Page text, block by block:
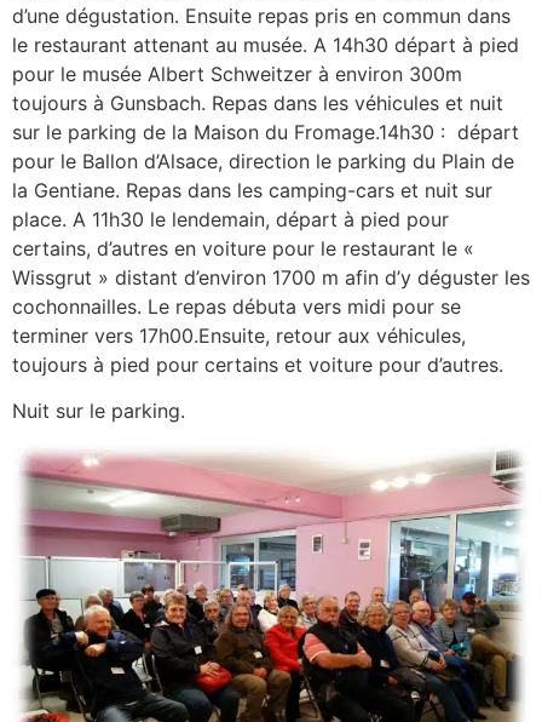
d’une dégustation. Ensuite repas pris en commun dans
le restaurant attenant au musée. A 14h30 départ à pied
pour le musée Albert Schweitzer à environ 300m
toujours à Gunsbach. Repas dans les véhicules et nuit
sur le parking de la Maison du Fromage.14h30 : départ
pour le Ballon d’Alsace, direction le parking du Plain de
la Gentiane. Repas dans les camping-cars et nuit sur
place. A 11h30 le lendemain, départ à pied pour
certains, d’autres en voiture pour le restaurant le «
Wissgrut » distant d’environ 1700 m afin d’y déguster les
cochonnailles. Le repas débuta vers midi pour se
terminer vers 17h00.Ensuite, retour aux véhicules,
toujours à pied pour certains et voiture pour d’autres.
Nuit sur le parking.